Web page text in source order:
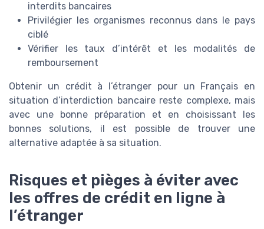
interdits bancaires
Privilégier les organismes reconnus dans le pays
ciblé
Vérifier les taux d’intérêt et les modalités de
remboursement
Obtenir un crédit à l’étranger pour un Français en
situation d’interdiction bancaire reste complexe, mais
avec une bonne préparation et en choisissant les
bonnes solutions, il est possible de trouver une
alternative adaptée à sa situation.
Risques et pièges à éviter avec
les offres de crédit en ligne à
l’étranger